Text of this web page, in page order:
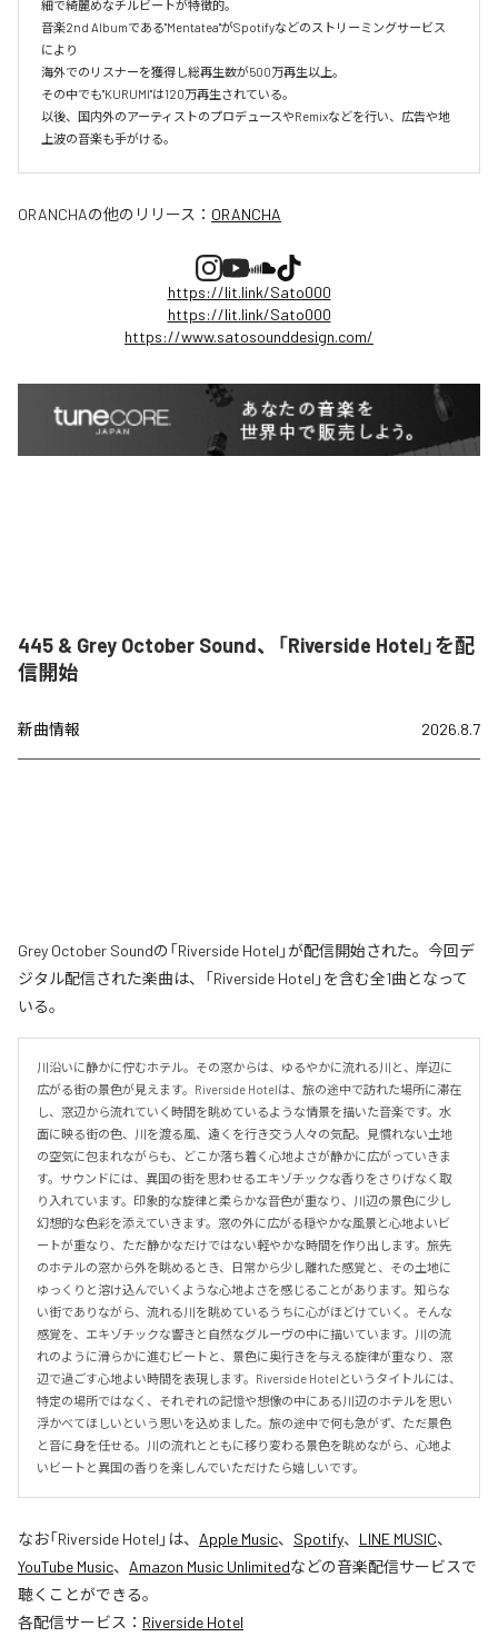
細で綺麗めなチルビートが特徴的。
音楽2nd Albumである"Mentatea"がSpotifyなどのストリーミングサービス
により
海外でのリスナーを獲得し総再生数が500万再生以上。
その中でも"KURUMI"は120万再生されている。
以後、国内外のアーティストのプロデュースやRemixなどを行い、広告や地
上波の音楽も手がける。
ORANCHAの他のリリース： ORANCHA
https://lit.link/Sato000
https://lit.link/Sato000
https://www.satosounddesign.com/
445 & Grey October Sound、「Riverside Hotel」を配
信開始
新曲情報 2026.8.7
Grey October Soundの「Riverside Hotel」が配信開始された。今回デ
ジタル配信された楽曲は、「Riverside Hotel」を含む全1曲となって
いる。
川沿いに静かに佇むホテル。その窓からは、ゆるやかに流れる川と、岸辺に
広がる街の景色が見えます。Riverside Hotelは、旅の途中で訪れた場所に滞在
し、窓辺から流れていく時間を眺めているような情景を描いた音楽です。水
面に映る街の色、川を渡る風、遠くを行き交う人々の気配。見慣れない土地
の空気に包まれながらも、どこか落ち着く心地よさが静かに広がっていきま
す。サウンドには、異国の街を思わせるエキゾチックな香りをさりげなく取
り入れています。印象的な旋律と柔らかな音色が重なり、川辺の景色に少し
幻想的な色彩を添えていきます。窓の外に広がる穏やかな風景と心地よいビ
ートが重なり、ただ静かなだけではない軽やかな時間を作り出します。旅先
のホテルの窓から外を眺めるとき、日常から少し離れた感覚と、その土地に
ゆっくりと溶け込んでいくような心地よさを感じることがあります。知らな
い街でありながら、流れる川を眺めているうちに心がほどけていく。そんな
感覚を、エキゾチックな響きと自然なグルーヴの中に描いています。川の流
れのように滑らかに進むビートと、景色に奥行きを与える旋律が重なり、窓
辺で過ごす心地よい時間を表現します。Riverside Hotelというタイトルには、
特定の場所ではなく、それぞれの記憶や想像の中にある川辺のホテルを思い
浮かべてほしいという思いを込めました。旅の途中で何も急がず、ただ景色
と音に身を任せる。川の流れとともに移り変わる景色を眺めながら、心地よ
いビートと異国の香りを楽しんでいただけたら嬉しいです。
なお「Riverside Hotel 」は、 Apple Music、 Spotify、 LINE MUSIC、
YouTube Music、 Amazon Music Unlimitedなどの音楽配信サービスで
聴くことができる。
各配信サービス： Riverside Hotel